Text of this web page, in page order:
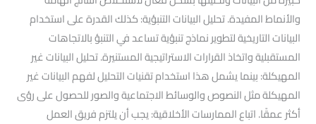
والأنماط المفيدة. تحليل البيانات التنبؤية: كذلك القدرة على استخدام
البيانات التاريخية لتطوير نماذج تنبؤية تساعد في التنبؤ بالاتجاهات
المستقبلية واتخاذ القرارات الاستراتيجية المستنيرة. تحليل البيانات غير
المهيكلة: بينما يشمل هذا استخدام تقنيات التحليل لفهم البيانات غير
المهيكلة مثل النصوص والوسائط الاجتماعية والصور للحصول على رؤى
أكثر عمقًا. اتباع الممارسات الأخلاقية: يجب أن يلتزم فريق العمل